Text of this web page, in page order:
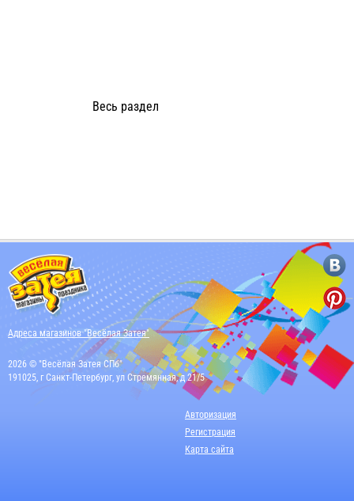
Весь раздел
Адреса магазинов "Весёлая Затея"
2026 © "Весёлая Затея СПб"
191025, г Санкт-Петербург, ул Стремянная, д 21/5
Авторизация
Регистрация
Карта сайта